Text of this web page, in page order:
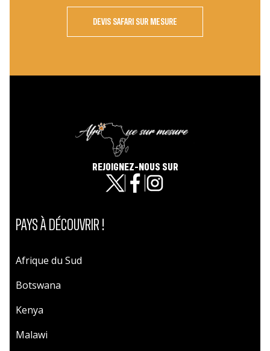
DEVIS SAFARI SUR MESURE
REJOIGNEZ-NOUS SUR
PAYS À DÉCOUVRIR !
Afrique du Sud
Botswana
Kenya
Malawi